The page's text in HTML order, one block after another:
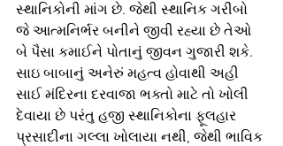
સ્થાનિકોની માંગ છે. જેથી સ્થાનિક ગરીબો
જે આત્મનિર્ભર બનીને જીવી રહ્યા છે તેઓ
બે પૈસા કમાઈને પોતાનું જીવન ગુજારી શકે.
સાઇ બાબાનું અનેરું મહત્વ હોવાથી અહી
સાઈ મંદિરના દરવાજા ભક્તો માટે તો ખોલી
દેવાયા છે પરંતુ હજી સ્થાનિકોના ફૂલહાર
પ્રસાદીના ગલ્લા ખોલાયા નથી, જેથી ભાવિક